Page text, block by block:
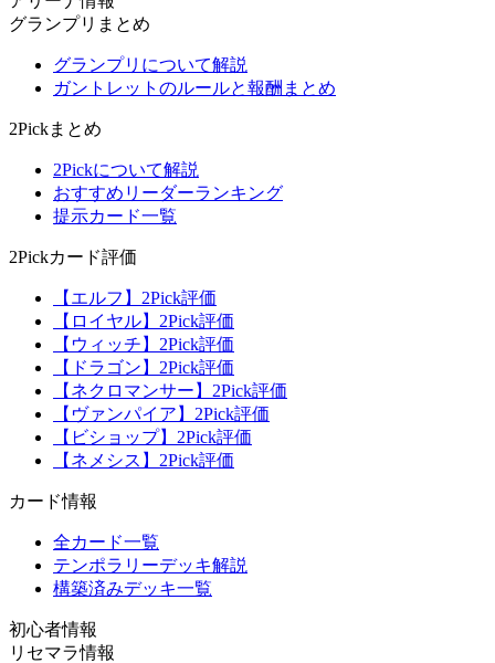
グランプリまとめ
グランプリについて解説
ガントレットのルールと報酬まとめ
2Pickまとめ
2Pickについて解説
おすすめリーダーランキング
提示カード一覧
2Pickカード評価
【エルフ】2Pick評価
【ロイヤル】2Pick評価
【ウィッチ】2Pick評価
【ドラゴン】2Pick評価
【ネクロマンサー】2Pick評価
【ヴァンパイア】2Pick評価
【ビショップ】2Pick評価
【ネメシス】2Pick評価
カード情報
全カード一覧
テンポラリーデッキ解説
構築済みデッキ一覧
初心者情報
リセマラ情報